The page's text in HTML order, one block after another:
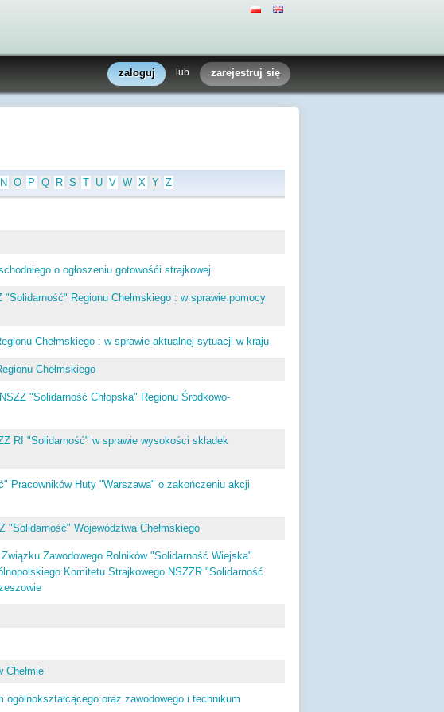
zaloguj lub zarejestruj się
N O P Q R S T U V W X Y Z
o ogłoszeniu gotowośći strajkowej.
Regionu Chełmskiego : w sprawie pomocy
Chełmskiego : w sprawie aktualnej sytuacji w kraju
Chełmskiego
"Solidarność Chłopska" Regionu Środkowo-
RI "Solidarność" w sprawie wysokości składek
Pracowników Huty "Warszawa" o zakończeniu akcji
"Solidarność" Województwa Chełmskiego
Zawodowego Rolników "Solidarność Wiejska"
Komitetu Strajkowego NSZZR "Solidarność
oraz zawodowego i technikum